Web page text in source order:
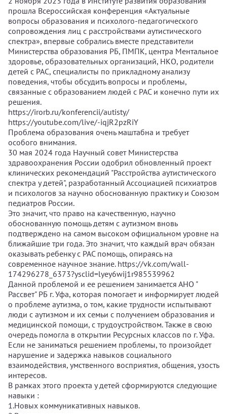
прошла Всероссийская конференция «Актуальные
вопросы образования и психолого-педагогического
сопровождения лиц с расстройствами аутистического
спектра», впервые собрались вместе представители
Министерства образования РБ, ПМПК, центра Ментальное
здоровье, образовательных организаций, НКО, родители
детей с РАС, специалисты по прикладному анализу
поведения, чтобы обсудить вопросы и проблемы,
связанные с образованием людей с РАС и конечно пути их
решения.
https://irorb.ru/konferencii/autisty/
https://youtube.com/live/-iqjR2pzRiY
Проблема образования очень маштабна и требует
особого внимания.
30 мая 2024 года Научный совет Министерства
здравоохранения России одобрил обновленный проект
клинических рекомендаций "Расстройства аутистического
спектра у детей", разработанный Ассоциацией психиатров
и психологов за научно обоснованную практику и Союзом
педиатров России.
Это значит, что право на качественную, научно
обоснованную помощь детям с аутизмом вновь
подтверждено на самом высоком официальном уровне на
ближайшие три года. Это значит, что каждый врач обязан
оказывать ребенку с РАС помощь, опираясь на
современное научное знание. https://vk.com/wall-
174296278_6373?ysclid=lyey6wij1r985539962
Данной проблемой и ее решением занимается АНО "
Рассвет" РБ г. Уфа, которая помогает и информирует людей
о проблеме аутизма, о том, какие трудности испытывают
люди с аутизмом и их семьи с получением образования и
медицинской помощи, с трудоустройством. Также в свою
очередь помогла в открытии Ресурсных классов по г. Уфа.
Если не заниматься решением проблемы, то произойдет
нарушение и задержка навыков социального
взаимодействия, умственного восприятия, общения, узость
интересов.
В рамках этого проекта у детей сформируются следующие
навыки :
1.Новых коммуникативных навыков.